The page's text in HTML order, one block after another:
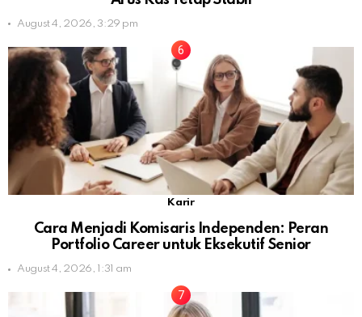
August 4, 2026, 3:29 pm
Karir
Cara Menjadi Komisaris Independen: Peran
Portfolio Career untuk Eksekutif Senior
August 4, 2026, 1:31 am